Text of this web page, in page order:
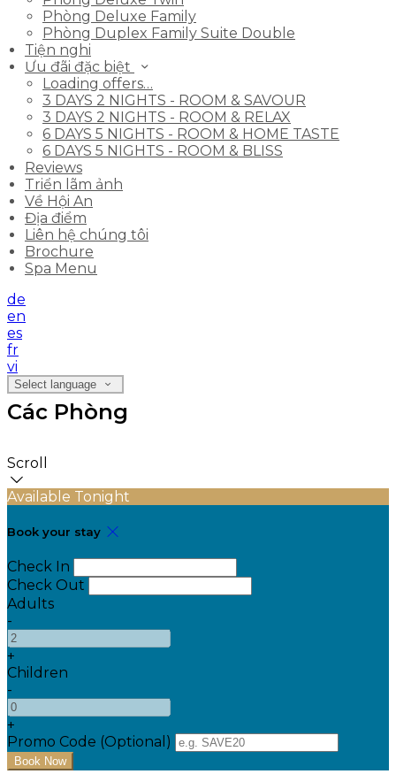
Phòng Deluxe Family
Phòng Duplex Family Suite Double
Tiện nghi
Ưu đãi đặc biệt
Loading offers…
3 DAYS 2 NIGHTS - ROOM & SAVOUR
3 DAYS 2 NIGHTS - ROOM & RELAX
6 DAYS 5 NIGHTS - ROOM & HOME TASTE
6 DAYS 5 NIGHTS - ROOM & BLISS
Reviews
Triển lãm ảnh
Về Hội An
Địa điểm
Liên hệ chúng tôi
Brochure
Spa Menu
de
en
es
fr
vi
Select language
Các Phòng
Scroll
Available Tonight
Book your stay
Check In
Check Out
Adults
-
+
Children
-
+
Promo Code (Optional)